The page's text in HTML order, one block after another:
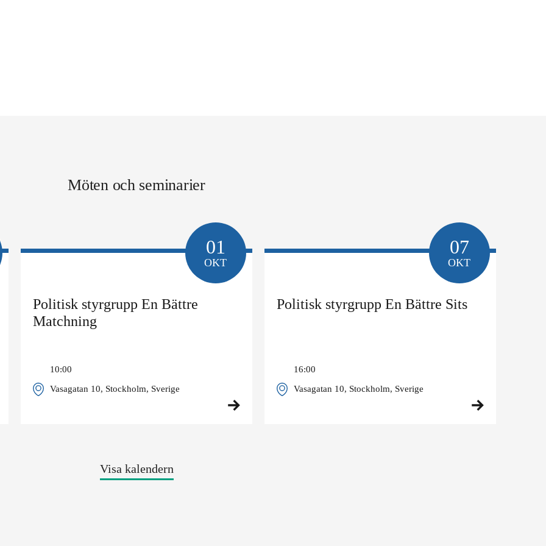
Möten och seminarier
01
OKT
Politisk styrgrupp En Bättre
Matchning
10:00
Vasagatan 10, Stockholm, Sverige
07
OKT
Politisk styrgrupp En Bättre Sits
16:00
Vasagatan 10, Stockholm, Sverige
Visa kalendern